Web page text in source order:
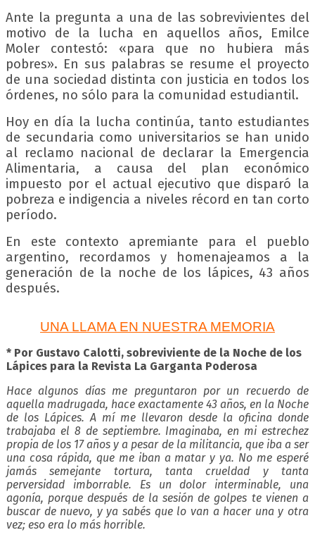
Ante la pregunta a una de las sobrevivientes del
motivo de la lucha en aquellos años, Emilce
Moler contestó: «para que no hubiera más
pobres». En sus palabras se resume el proyecto
de una sociedad distinta con justicia en todos los
órdenes, no sólo para la comunidad estudiantil.
Hoy en día la lucha continúa, tanto estudiantes
de secundaria como universitarios se han unido
al reclamo nacional de declarar la Emergencia
Alimentaria, a causa del plan económico
impuesto por el actual ejecutivo que disparó la
pobreza e indigencia a niveles récord en tan corto
período.
En este contexto apremiante para el pueblo
argentino, recordamos y homenajeamos a la
generación de la noche de los lápices, 43 años
después.
UNA LLAMA EN NUESTRA MEMORIA
* Por Gustavo Calotti, sobreviviente de la Noche de los
Lápices para la Revista La Garganta Poderosa
Hace algunos días me preguntaron por un recuerdo de
aquella madrugada, hace exactamente 43 años, en la Noche
de los Lápices. A mí me llevaron desde la oficina donde
trabajaba el 8 de septiembre. Imaginaba, en mi estrechez
propia de los 17 años y a pesar de la militancia, que iba a ser
una cosa rápida, que me iban a matar y ya. No me esperé
jamás semejante tortura, tanta crueldad y tanta
perversidad imborrable. Es un dolor interminable, una
agonía, porque después de la sesión de golpes te vienen a
buscar de nuevo, y ya sabés que lo van a hacer una y otra
vez; eso era lo más horrible.